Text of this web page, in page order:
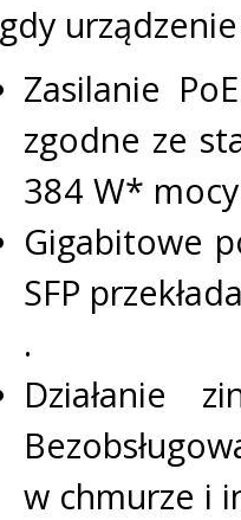
gdy
Zasilanie
zgodne ze
384 W*
Gigabitowe
SFP
.
Działanie
w chmurze i